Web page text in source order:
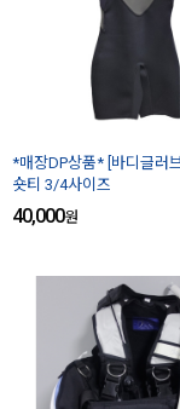
*매장DP상품* [바디글러
숏티 3/4사이즈
40,000원